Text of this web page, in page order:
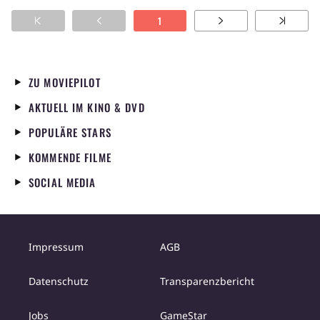
1
ZU MOVIEPILOT
AKTUELL IM KINO & DVD
POPULÄRE STARS
KOMMENDE FILME
SOCIAL MEDIA
Impressum AGB
Datenschutz Transparenzbericht
Jobs GameStar